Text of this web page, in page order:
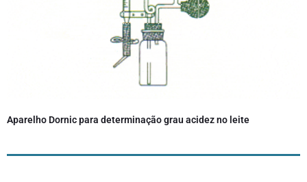
Aparelho Dornic para determinação grau acidez no leite